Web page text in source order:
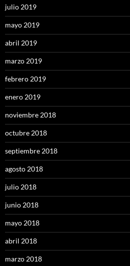
julio 2019
mayo 2019
abril 2019
marzo 2019
febrero 2019
enero 2019
noviembre 2018
octubre 2018
septiembre 2018
agosto 2018
julio 2018
junio 2018
mayo 2018
abril 2018
marzo 2018